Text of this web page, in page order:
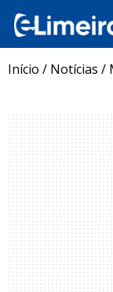
Início / Notícias /